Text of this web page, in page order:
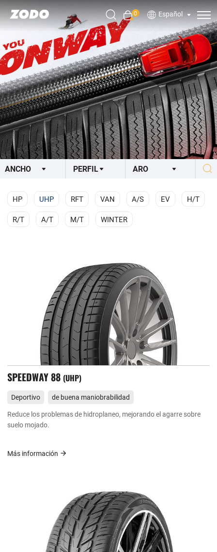
0 Español
HP UHP RFT VAN A/S EV H/T
R/T A/T M/T WINTER
SPEEDWAY 88 UHP
Deportivo
de buena maniobrabilidad
Reduce los problemas de hidroplaneo, mejorando el agarre sobre
suelo mojado.
Más información